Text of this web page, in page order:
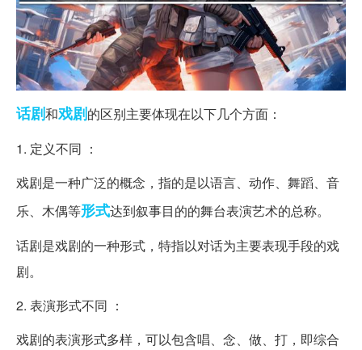
话剧和戏剧的区别主要体现在以下几个方面：
1. 定义不同 ：
戏剧是一种广泛的概念，指的是以语言、动作、舞蹈、音
乐、木偶等形式达到叙事目的的舞台表演艺术的总称。
话剧是戏剧的一种形式，特指以对话为主要表现手段的戏
剧。
2. 表演形式不同 ：
戏剧的表演形式多样，可以包含唱、念、做、打，即综合